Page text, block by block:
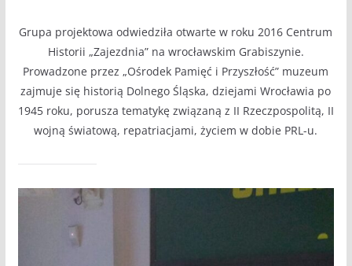
Grupa projektowa odwiedziła otwarte w roku 2016 Centrum
Historii „Zajezdnia” na wrocławskim Grabiszynie.
Prowadzone przez „Ośrodek Pamięć i Przyszłość” muzeum
zajmuje się historią Dolnego Śląska, dziejami Wrocławia po
1945 roku, porusza tematykę związaną z II Rzeczpospolitą, II
wojną światową, repatriacjami, życiem w dobie PRL-u.